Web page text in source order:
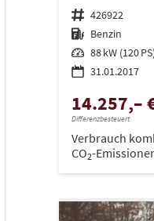
Fahrzeugnr. 426922
Kraftstoff Benzin
Leistung 88 kW (120 PS)
31.01.2017
14.257,–
Differenzbesteuert
Verbrauch
CO2-